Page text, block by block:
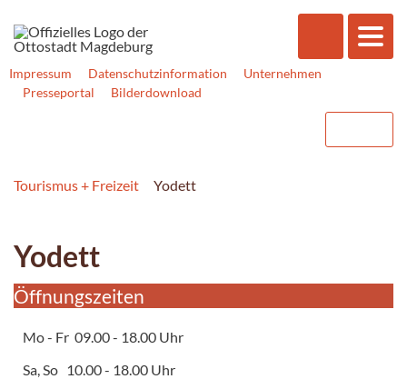
Impressum Datenschutzinformation
Unternehmen
Presseportal
Bilderdownload
Tourismus + Freizeit Yodett
Yodett
Öffnungszeiten
Mo - Fr 09.00 - 18.00 Uhr
Sa, So 10.00 - 18.00 Uhr